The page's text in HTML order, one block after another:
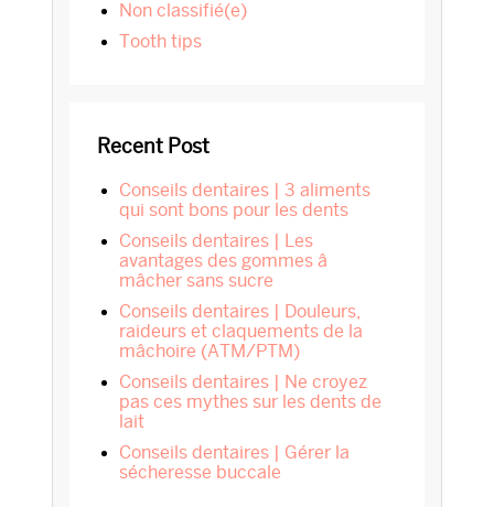
Non classifié(e)
tooth tips
Recent Post
Conseils dentaires | 3 aliments
qui sont bons pour les dents
Conseils dentaires | Les
avantages des gommes â
mâcher sans sucre
Conseils dentaires | Douleurs,
raideurs et claquements de la
mâchoire (ATM/PTM)
Conseils dentaires | Ne croyez
pas ces mythes sur les dents de
lait
Conseils dentaires | Gérer la
sécheresse buccale